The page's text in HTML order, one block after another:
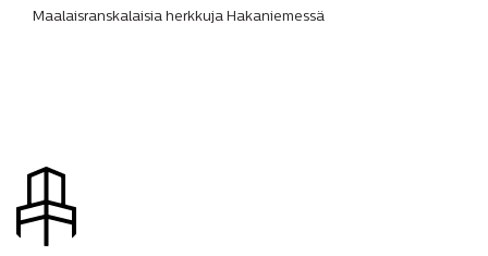
Maalaisranskalaisia herkkuja Hakaniemessä